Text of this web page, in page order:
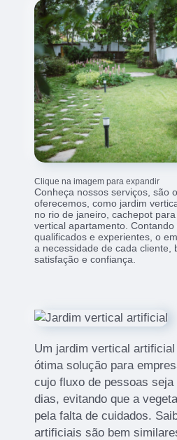
Clique na imagem para expandir
Conheça nossos serviços, são
oferecemos, como jardim
no rio de janeiro, cachepot
vertical apartamento.
qualificados e experientes, o
a necessidade de cada cliente,
satisfação e confiança.
Um jardim vertical
ótima solução para
cujo fluxo de pessoas
dias, evitando que a
pela falta de cuidados.
artificiais são bem